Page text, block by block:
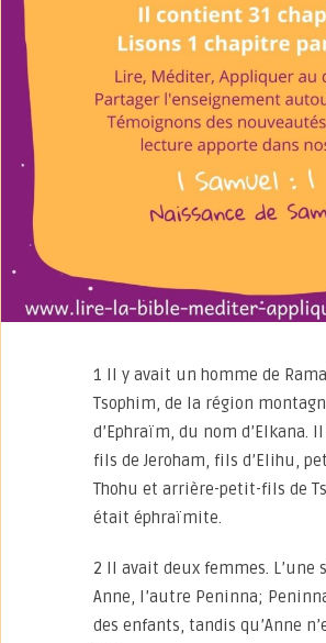
1 Il y avait un homme de
Tsophim, de la région
d’Ephraïm, du nom d’Elkana.
fils de Jeroham, fils d’Elihu,
Thohu et arrière-petit-fils de
était éphraïmite.
2 Il avait deux femmes. L’une
Anne, l’autre Peninna;
des enfants, tandis qu’Anne